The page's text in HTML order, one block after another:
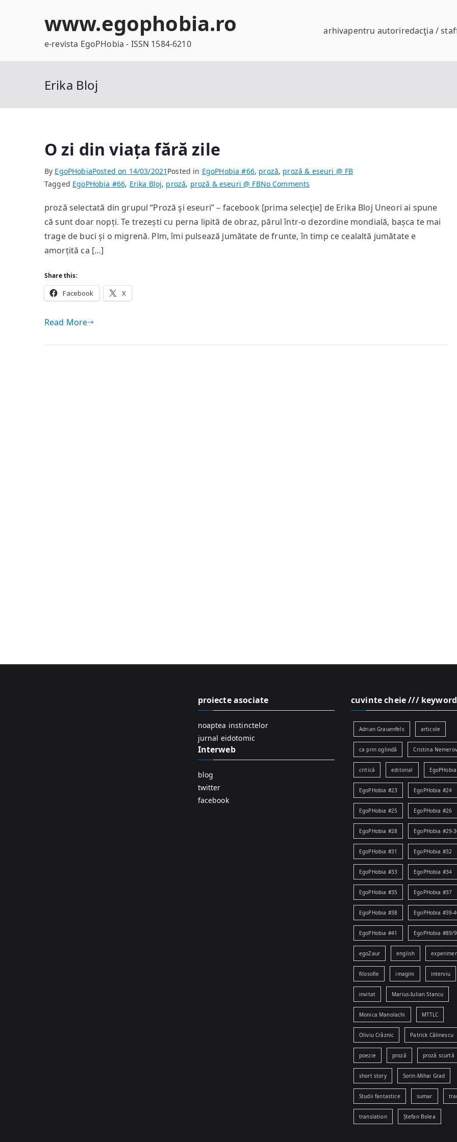
www.egophobia.ro
e-revista EgoPHobia - ISSN 1584-6210
arhivapentru autoriredacţia /
Erika Bloj
O zi din viața fără zile
By EgoPHobiaPosted on 14/03/2021 Posted in EgoPHobia #66, proză, proză & eseuri @ FB
Tagged EgoPHobia #66, Erika Bloj, proză, proză & eseuri @ FBNo Comments
zi
din
viața
proză selectată din grupul “Proză şi eseuri” – facebook [prima selecţie] de Erika Bloj Uneori ai spune
că sunt doar nopți. Te trezești cu perna lipită de obraz, părul într-o dezordine mondială, bașca te mai
trage de buci și o migrenă. Plm, îmi pulsează jumătate de frunte, în timp ce cealaltă jumătate e
amorțită ca […]
Share this:
Facebook X
Read More
proiecte asociate
noaptea instinctelor
jurnal eidotomic
Interweb
blog
twitter
facebook
cuvinte cheie ///
Adrian Grauenfels articole
ca prin oglindă Cristina
critică editorial
EgoPHobia #23 EgoPHobia #24
EgoPHobia #25 EgoPHobia #26
EgoPHobia #28 EgoPHobia #29-
EgoPHobia #31 EgoPHobia #32
EgoPHobia #33 EgoPHobia #34
EgoPHobia #35 EgoPHobia #37
EgoPHobia #38 EgoPHobia #39-
EgoPHobia #41 EgoPHobia #89/
egoZaur english
filosofie imagini interviu
invitat Marius-Iulian Stancu
Monica Manolachi MTTLC
Oliviu Crâznic Patrick Călinescu
poezie proză proză scurtă
short story Sorin-Mihai Grad
Studii fantastice sumar
translation Ștefan Bolea